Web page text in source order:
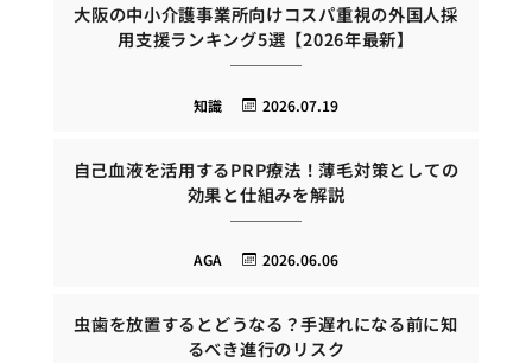
大阪の中小介護事業所向けコスパ重視の外国人採
用支援ランキング5選【2026年最新】
2026.07.19
知識
自己血液を活用するPRP療法！薄毛対策としての
効果と仕組みを解説
2026.06.06
AGA
虫歯を放置するとどうなる？手遅れになる前に知
るべき進行のリスク